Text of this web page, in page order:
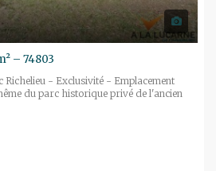
– 74803
Richelieu - Exclusivité - Emplacement
du parc historique privé de l'ancien